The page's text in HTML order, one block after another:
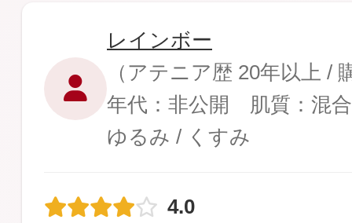
レインボー
（アテニア歴 20年以上 /
年代：非公開 肌質：混
ゆるみ / くすみ
4.0